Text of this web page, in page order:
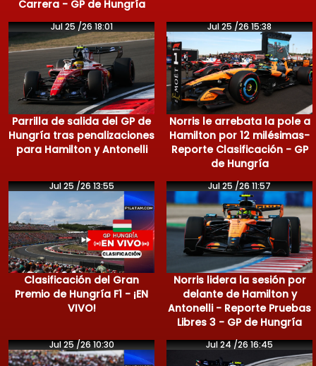
Carrera - GP de Hungría
Jul 25 /26 18:01
Parrilla de salida del GP de
Hungría tras penalizaciones
para Hamilton y Antonelli
Jul 25 /26 15:38
Norris le arrebata la pole a
Hamilton por 12 milésimas-
Reporte Clasificación - GP
de Hungría
Jul 25 /26 13:55
Clasificación del Gran
Premio de Hungría F1 - ¡EN
VIVO!
Jul 25 /26 11:57
Norris lidera la sesión por
delante de Hamilton y
Antonelli - Reporte Pruebas
Libres 3 - GP de Hungría
Jul 25 /26 10:30 Jul 24 /26 16:45